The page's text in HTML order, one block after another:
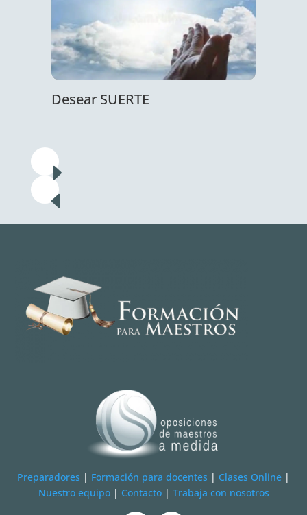
Desear SUERTE
Preparadores | Formación para docentes | Clases Online |
Nuestro equipo| Contacto| Trabaja con nosotros